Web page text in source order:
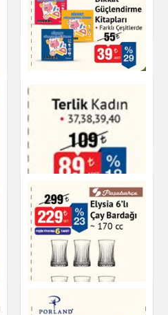
Kitap & Dergi
Kitapları
Kitap & Dergi
Terlik Kadın
Ayakkabı